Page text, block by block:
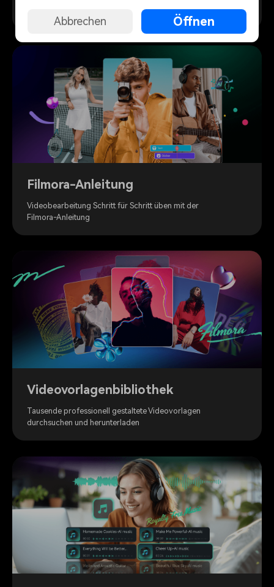
mit professionellen Video-Tutorials
Filmora-Anleitung
Videobearbeitung Schritt für Schritt üben mit der
Filmora-Anleitung
Videovorlagenbibliothek
Tausende professionell gestaltete Videovorlagen
durchsuchen und herunterladen
Abbrechen Öffnen